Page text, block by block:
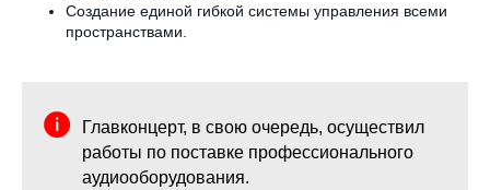
Создание единой гибкой системы управления всеми
пространствами.
Главконцерт, в свою очередь, осуществил
работы по поставке профессионального
аудиооборудования.